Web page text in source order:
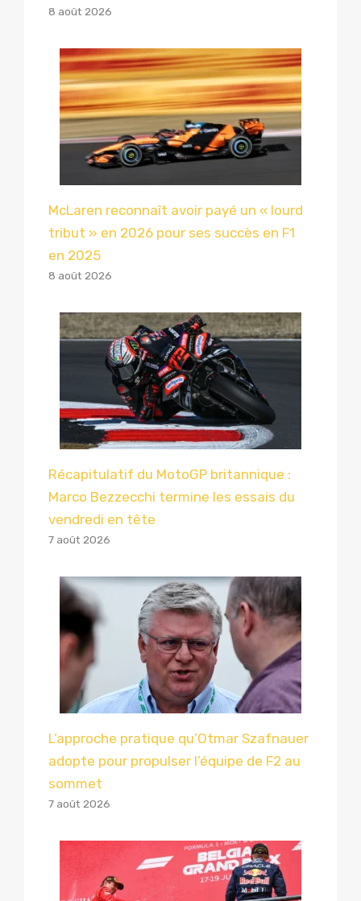
8 août 2026
McLaren reconnaît avoir payé un « lourd
tribut » en 2026 pour ses succès en F1
en 2025
8 août 2026
Récapitulatif du MotoGP britannique :
Marco Bezzecchi termine les essais du
vendredi en tête
7 août 2026
L’approche pratique qu’Otmar Szafnauer
adopte pour propulser l’équipe de F2 au
sommet
7 août 2026